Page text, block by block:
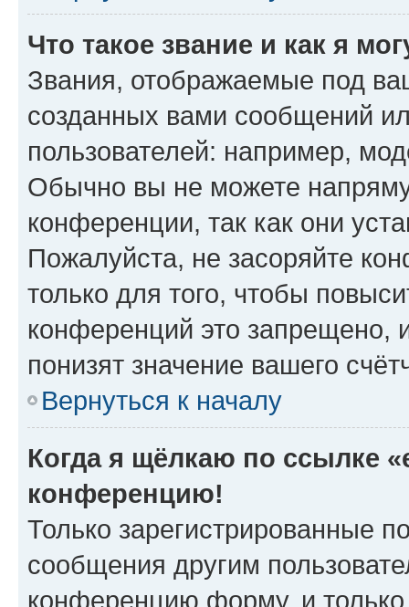
Что такое звание и как я
Звания, отображаемые под
созданных вами сообщений
пользователей: например,
Обычно вы не можете
конференции, так как они
Пожалуйста, не засоряйте
только для того, чтобы
конференций это запрещено,
понизят значение вашего
Вернуться к началу
Когда я щёлкаю по ссылке
конференцию!
Только зарегистрированные
сообщения другим
конференцию форму, и